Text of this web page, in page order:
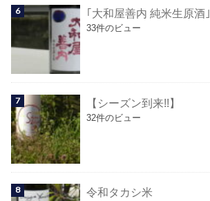
｢大和屋善内 純米生原酒｣
33件のビュー
【シーズン到来!!】
32件のビュー
令和タカシ米